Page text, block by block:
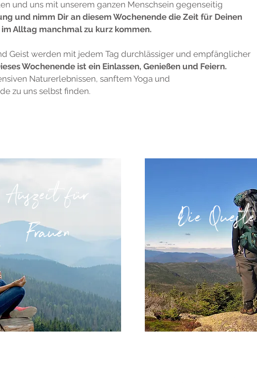
und uns mit unserem ganzen Menschsein gegenseitig
und nimm Dir an diesem Wochenende die Zeit für Deinen
Alltag manchmal zu kurz kommen.
Geist werden mit jedem Tag durchlässiger und empfänglicher
Wochenende ist ein Einlassen, Genießen und Feiern.
Naturerlebnissen, sanftem Yoga und
zu uns selbst finden.
Auszeit für
Frauen
Die Queste